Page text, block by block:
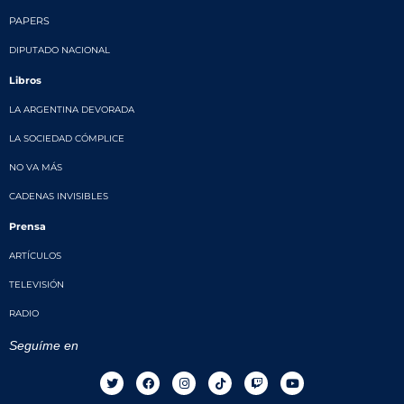
PAPERS
DIPUTADO NACIONAL
Libros
LA ARGENTINA DEVORADA
LA SOCIEDAD CÓMPLICE
NO VA MÁS
CADENAS INVISIBLES
Prensa
ARTÍCULOS
TELEVISIÓN
RADIO
Seguíme en
T
w
i
F
a
c
I
n
s
T
i
k
T
w
i
Y
o
u